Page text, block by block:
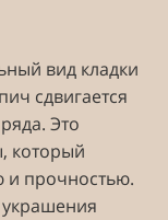
вид кладки
сдвигается
Это
который
и прочностью.